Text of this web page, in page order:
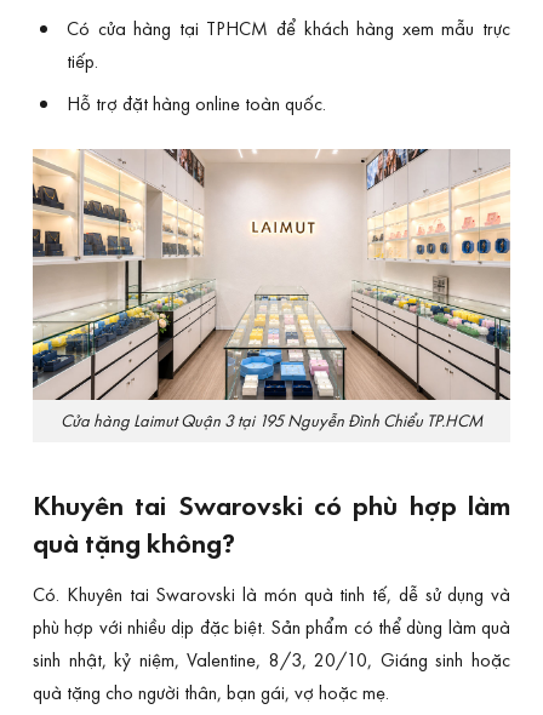
Có cửa hàng tại TPHCM để khách hàng xem mẫu trực
tiếp.
Hỗ trợ đặt hàng online toàn quốc.
Cửa hàng Laimut Quận 3 tại 195 Nguyễn Đình Chiểu TP.HCM
Khuyên tai Swarovski có phù hợp làm
quà tặng không?
Có. Khuyên tai Swarovski là món quà tinh tế, dễ sử dụng và
phù hợp với nhiều dịp đặc biệt. Sản phẩm có thể dùng làm quà
sinh nhật, kỷ niệm, Valentine, 8/3, 20/10, Giáng sinh hoặc
quà tặng cho người thân, bạn gái, vợ hoặc mẹ.